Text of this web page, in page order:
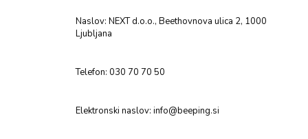
Naslov: NEXT d.o.o., Beethovnova ulica 2, 1000
Ljubljana
Telefon: 030 70 70 50
Elektronski naslov: info@beeping.si